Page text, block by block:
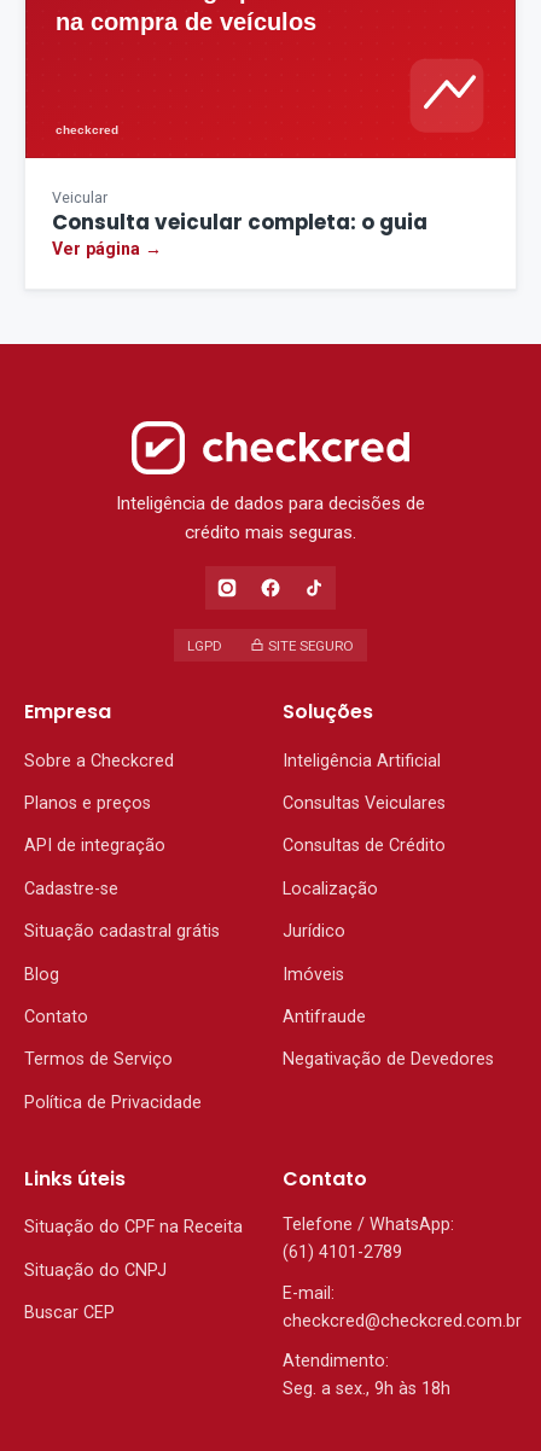
Veicular
Consulta veicular completa: o guia
Ver página →
Inteligência de dados para decisões de
crédito mais seguras.
LGPD SITE SEGURO
Soluções
Inteligência Artificial
Consultas Veiculares
Consultas de Crédito
Localização
Jurídico
Imóveis
Antifraude
Negativação de Devedores
Empresa
Sobre a Checkcred
Planos e preços
API de integração
Cadastre-se
Situação cadastral grátis
Blog
Contato
Termos de Serviço
Política de Privacidade
Links úteis
Situação do CPF na Receita
Situação do CNPJ
Buscar CEP
Contato
Telefone / WhatsApp:
(61) 4101-2789
E-mail:
checkcred@checkcred.com.br
Atendimento:
Seg. a sex., 9h às 18h